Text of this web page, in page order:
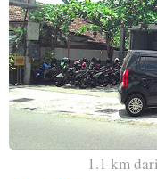
1.1 km